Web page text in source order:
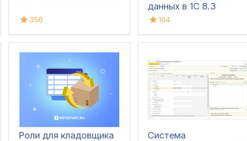
356
данных в 1С 8.3
104
Роли для кладовщика
Система